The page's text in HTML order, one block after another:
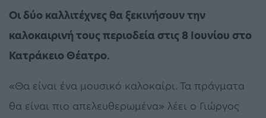
Οι δύο καλλιτέχνες θα ξεκινήσουν την
καλοκαιρινή τους περιοδεία στις 8 Ιουνίου στο
Κατράκειο Θέατρο.
«Θα είναι ένα μουσικό καλοκαίρι. Τα πράγματα
θα είναι πιο απελευθερωμένα» λέει ο Γιώργος